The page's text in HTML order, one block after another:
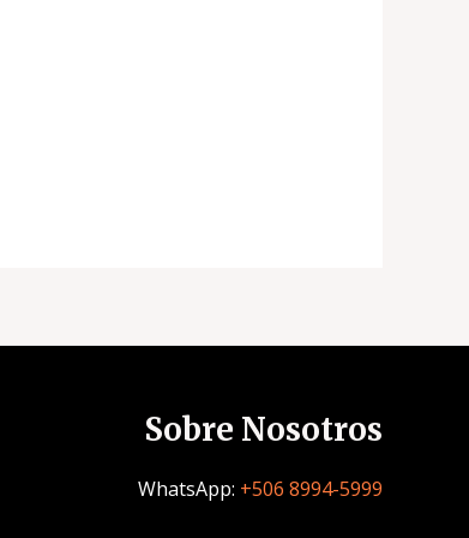
Sobre Nosotros
WhatsApp: +506 8994-5999